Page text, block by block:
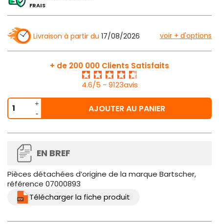
FRAIS
Livraison à partir du 17/08/2026 voir + d'options
+ de 200 000 Clients Satisfaits
4.6/5 - 9123avis
AJOUTER AU PANIER
EN BREF
Pièces détachées d’origine de la marque Bartscher,
référence 07000893
Télécharger la fiche produit